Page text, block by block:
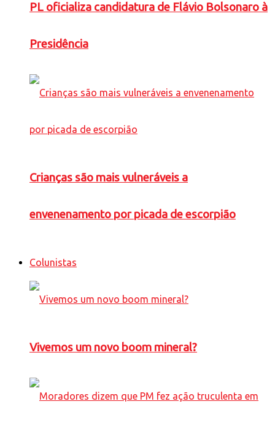
PL oficializa candidatura de Flávio Bolsonaro à
Presidência
Crianças são mais vulneráveis a
envenenamento por picada de escorpião
Colunistas
Vivemos um novo boom mineral?